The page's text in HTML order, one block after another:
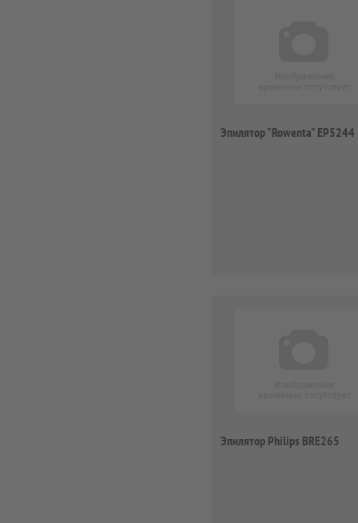
Эпилятор "Rowenta" EP5244
Эпилятор Philips BRE265